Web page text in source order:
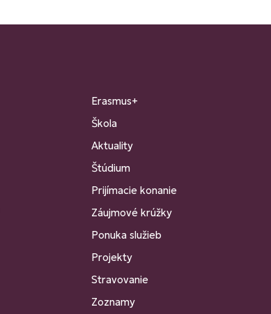
Erasmus+
Škola
Aktuality
Štúdium
Prijímacie konanie
Záujmové krúžky
Ponuka služieb
Projekty
Stravovanie
Zoznamy